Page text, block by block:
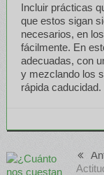
Incluir prácticas
que estos sigan
necesarios, en
fácilmente. En
adecuadas, con
y mezclando los
rápida caducidad.